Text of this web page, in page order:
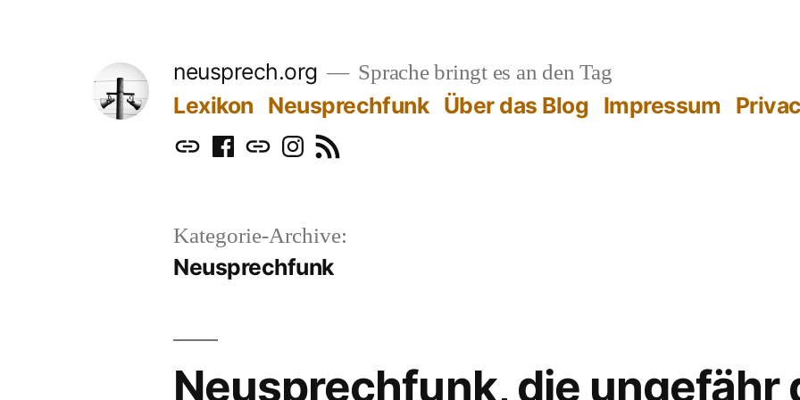
neusprech.org Sprache bringt es an den Tag
Lexikon Neusprechfunk Über das Blog Impressum
MastodonFacebook
BlueskyInstagram
RSS
Kategorie-Archive:
Neusprechfunk
Neusprechfunk, die ungefähr